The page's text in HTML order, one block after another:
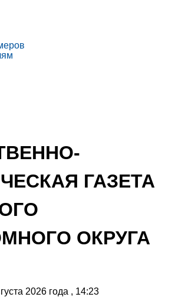
ГАЗЕТА
ОКРУГА
2026 года , 14:23